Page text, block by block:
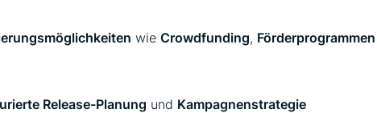
wie Crowdfunding, Förderprogrammen
Release-Planung und Kampagnenstrategie